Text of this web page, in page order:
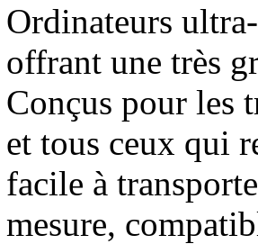
Ordinateurs
offrant une très
Conçus pour les
et tous ceux qui
facile à
mesure,